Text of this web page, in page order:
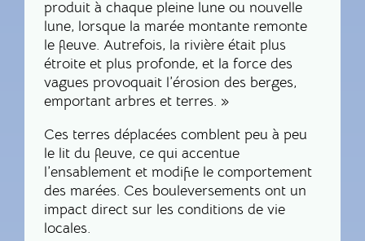
produit à chaque pleine lune ou nouvelle
lune, lorsque la marée montante remonte
le fleuve. Autrefois, la rivière était plus
étroite et plus profonde, et la force des
vagues provoquait l’érosion des berges,
emportant arbres et terres. »
Ces terres déplacées comblent peu à peu
le lit du fleuve, ce qui accentue
l’ensablement et modifie le comportement
des marées. Ces bouleversements ont un
impact direct sur les conditions de vie
locales.